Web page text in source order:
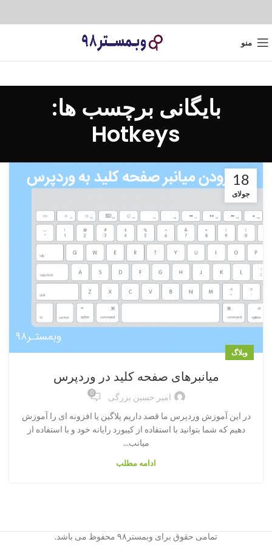
منو
بایگانی برچسب ها:
Hotkeys
18
جولای
وبلاگ
میانبرهای صفحه کلید در وردپرس
امیر حسین بزرگی 0
در این آموزش وردپرس ما قصد داریم پلاگین یا افزونه ای را آموزش
دهیم که شما بتوانید با استفاده از کیبورد رایانه خود و با استفاده از
میانب...
ادامه مطلب
تمامی حقوق برای وبمستر۹۸ محفوظ می باشد.